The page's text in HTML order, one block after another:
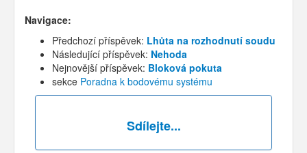
Navigace:
Předchozí příspěvek: Lhůta na rozhodnutí soudu
Následující příspěvek: Nehoda
Nejnovější příspěvek: Bloková pokuta
sekce Poradna k bodovému systému
Sdílejte...